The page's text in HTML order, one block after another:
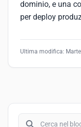
dominio, e una
per deploy
Ultima modifica:
Cerca nel blog